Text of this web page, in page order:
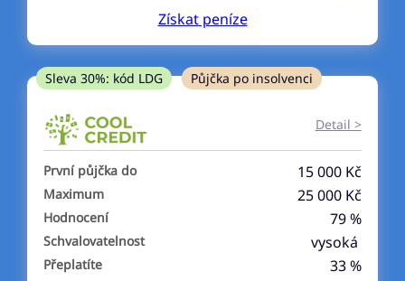
V hotovosti
ano
Získatpeníze
Sleva 30%: kód LDG Půjčka po insolvenci
Detail >
První půjčka do 15 000 Kč
Maximum 25 000 Kč
Hodnocení 79 %
Schvalovatelnost vysoká
Přeplatíte
33 %